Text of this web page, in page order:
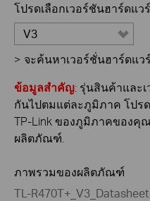
โปรดเลือกเวอร์ชันฮาร์ดแว
V3
> จะค้นหาเวอร์ชั่นฮาร์ดแว
ข้อมูลสำคัญ: รุ่นสินค้าและ
กันไปตมแต่ละภูมิภาค โปร
TP-Link ของภูมิภาคของคุ
ผลิตภัณฑ์.
ภาพรวมของผลิตภัณฑ์
TL-R470T+_V3_Datasheet